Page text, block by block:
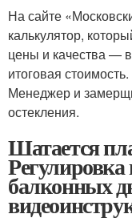
На сайте
калькулятор,
цены и качества —
итоговая
Менеджер и
остекления.
Шатается
балконных